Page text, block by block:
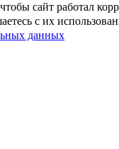
сайт работал
с их
данных